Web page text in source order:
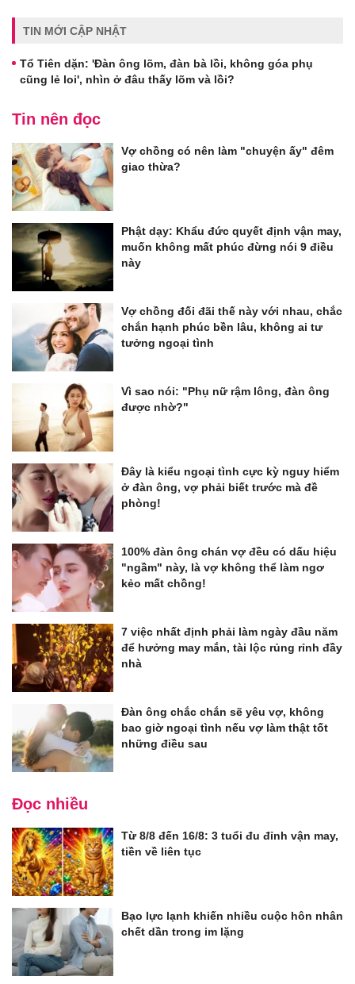
TIN MỚI CẬP NHẬT
Tổ Tiên dặn: 'Đàn ông lõm, đàn bà lồi, không góa phụ
cũng lẻ loi', nhìn ở đâu thấy lõm và lồi?
Tin nên đọc
Vợ chồng có nên làm "chuyện ấy" đêm
giao thừa?
Phật dạy: Khẩu đức quyết định vận may,
muốn không mất phúc đừng nói 9 điều
này
Vợ chồng đối đãi thế này với nhau, chắc
chắn hạnh phúc bền lâu, không ai tư
tưởng ngoại tình
Vì sao nói: "Phụ nữ rậm lông, đàn ông
được nhờ?"
Đây là kiểu ngoại tình cực kỳ nguy hiểm
ở đàn ông, vợ phải biết trước mà đề
phòng!
100% đàn ông chán vợ đều có dấu hiệu
"ngầm" này, là vợ không thể làm ngơ
kẻo mất chồng!
7 việc nhất định phải làm ngày đầu năm
để hưởng may mắn, tài lộc rủng rỉnh đầy
nhà
Đàn ông chắc chắn sẽ yêu vợ, không
bao giờ ngoại tình nếu vợ làm thật tốt
những điều sau
Đọc nhiều
Từ 8/8 đến 16/8: 3 tuổi đu đỉnh vận may,
tiền về liên tục
Bạo lực lạnh khiến nhiều cuộc hôn nhân
chết dần trong im lặng